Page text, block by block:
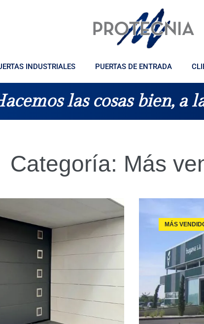
INDUSTRIALES PUERTAS DE ENTRADA
las cosas bien, a
Categoría: Más
MÁS